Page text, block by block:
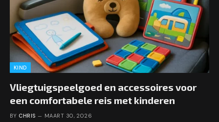
KIND
Vliegtuigspeelgoed en accessoires voor
een comfortabele reis met kinderen
BY CHRIS MAART 30, 2026